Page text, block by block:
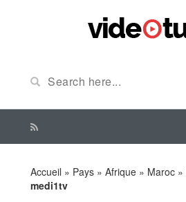
Accueil » Pays » Afrique » Maroc »
medi1tv